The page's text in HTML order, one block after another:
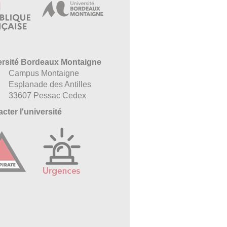
Bordeaux Montaigne
Campus Montaigne
Esplanade des Antilles
33607 Pessac Cedex
l'université